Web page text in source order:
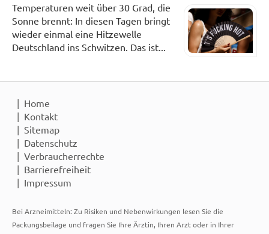
Temperaturen weit über 30 Grad, die
Sonne brennt: In diesen Tagen bringt
wieder einmal eine Hitzewelle
Deutschland ins Schwitzen. Das ist...
Home
Kontakt
Sitemap
Datenschutz
Verbraucherrechte
Barrierefreiheit
Impressum
Bei Arzneimitteln: Zu Risiken und Nebenwirkungen lesen Sie die
Packungsbeilage und fragen Sie Ihre Ärztin, Ihren Arzt oder in Ihrer